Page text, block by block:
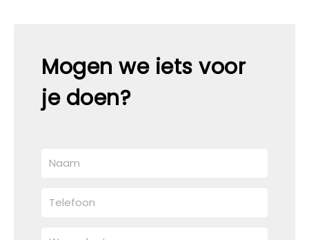
Mogen we iets voor
je doen?